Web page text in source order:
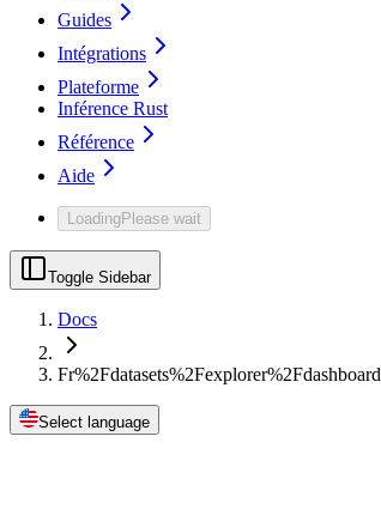
Guides
Intégrations
Plateforme
Inférence Rust
Référence
Aide
LoadingPlease wait
Toggle Sidebar
Docs
Fr%2Fdatasets%2Fexplorer%2Fdashboard
Select language